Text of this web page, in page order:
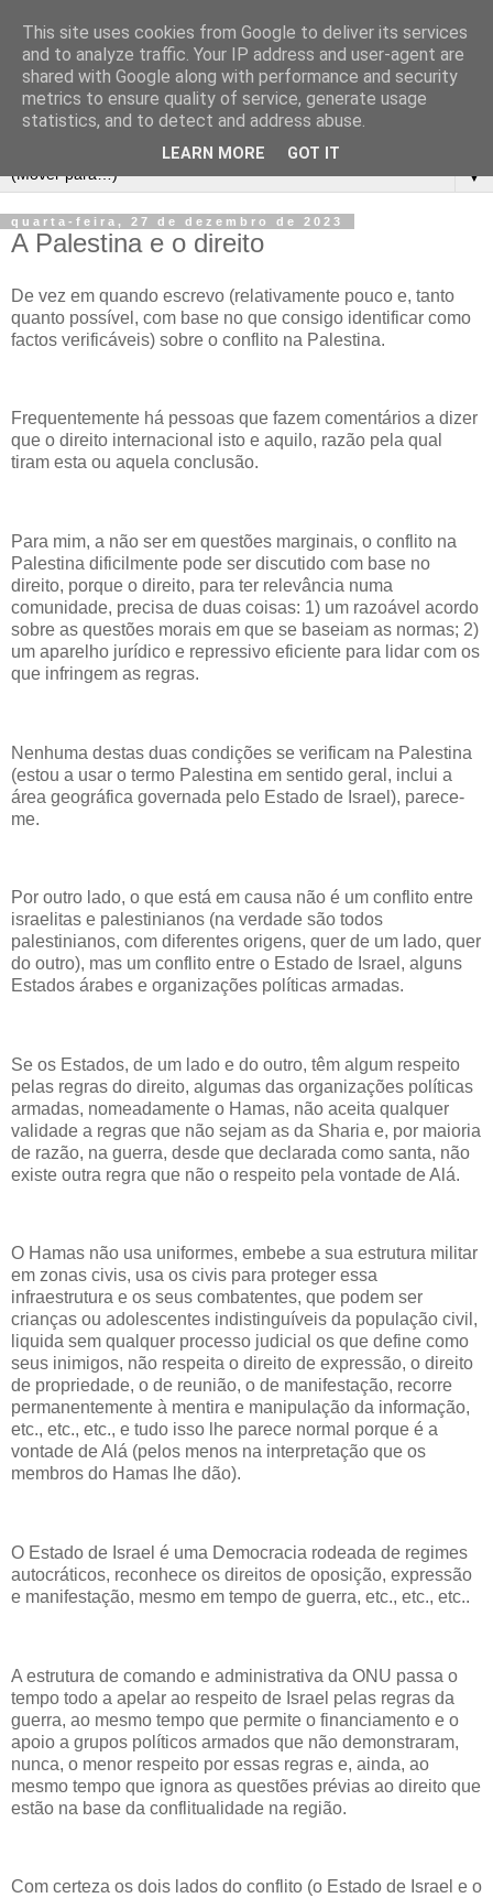
▼
quarta-feira, 27 de dezembro de 2023
A Palestina e o direito
De vez em quando escrevo (relativamente pouco e, tanto
quanto possível, com base no que consigo identificar como
factos verificáveis) sobre o conflito na Palestina.
Frequentemente há pessoas que fazem comentários a dizer
que o direito internacional isto e aquilo, razão pela qual
tiram esta ou aquela conclusão.
Para mim, a não ser em questões marginais, o conflito na
Palestina dificilmente pode ser discutido com base no
direito, porque o direito, para ter relevância numa
comunidade, precisa de duas coisas: 1) um razoável acordo
sobre as questões morais em que se baseiam as normas; 2)
um aparelho jurídico e repressivo eficiente para lidar com os
que infringem as regras.
Nenhuma destas duas condições se verificam na Palestina
(estou a usar o termo Palestina em sentido geral, inclui a
área geográfica governada pelo Estado de Israel), parece-
me.
Por outro lado, o que está em causa não é um conflito entre
israelitas e palestinianos (na verdade são todos
palestinianos, com diferentes origens, quer de um lado, quer
do outro), mas um conflito entre o Estado de Israel, alguns
Estados árabes e organizações políticas armadas.
Se os Estados, de um lado e do outro, têm algum respeito
pelas regras do direito, algumas das organizações políticas
armadas, nomeadamente o Hamas, não aceita qualquer
validade a regras que não sejam as da Sharia e, por maioria
de razão, na guerra, desde que declarada como santa, não
existe outra regra que não o respeito pela vontade de Alá.
O Hamas não usa uniformes, embebe a sua estrutura militar
em zonas civis, usa os civis para proteger essa
infraestrutura e os seus combatentes, que podem ser
crianças ou adolescentes indistinguíveis da população civil,
liquida sem qualquer processo judicial os que define como
seus inimigos, não respeita o direito de expressão, o direito
de propriedade, o de reunião, o de manifestação, recorre
permanentemente à mentira e manipulação da informação,
etc., etc., etc., e tudo isso lhe parece normal porque é a
vontade de Alá (pelos menos na interpretação que os
membros do Hamas lhe dão).
O Estado de Israel é uma Democracia rodeada de regimes
autocráticos, reconhece os direitos de oposição, expressão
e manifestação, mesmo em tempo de guerra, etc., etc., etc..
A estrutura de comando e administrativa da ONU passa o
tempo todo a apelar ao respeito de Israel pelas regras da
guerra, ao mesmo tempo que permite o financiamento e o
apoio a grupos políticos armados que não demonstraram,
nunca, o menor respeito por essas regras e, ainda, ao
mesmo tempo que ignora as questões prévias ao direito que
estão na base da conflitualidade na região.
Com certeza os dois lados do conflito (o Estado de Israel e o
This site uses cookies from Google to deliver its services
and to analyze traffic. Your IP address and user-agent are
shared with Google along with performance and security
metrics to ensure quality of service, generate usage
statistics, and to detect and address abuse.
LEARN MORE GOT IT